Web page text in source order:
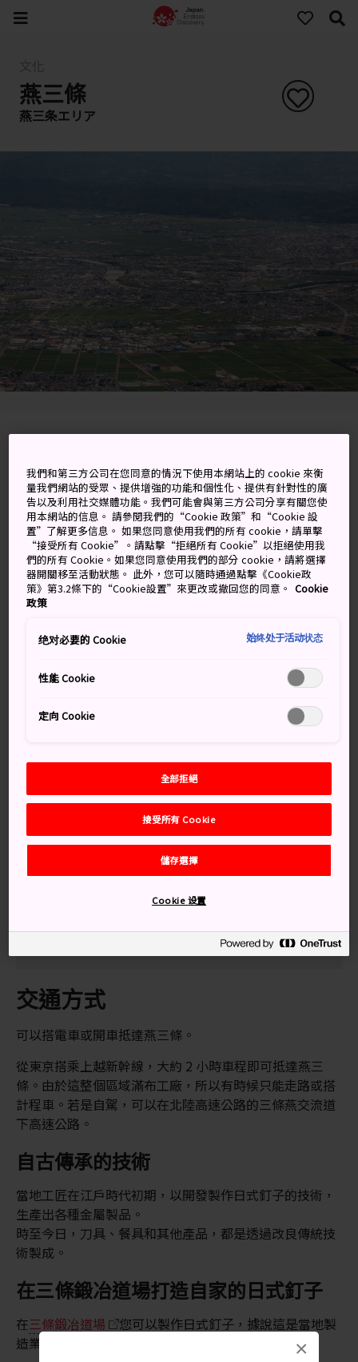
×
燕三條
燕三条エリア
在 Google 地圖上檢視
取得轉乘資訊
關鍵字 地圖
在諾貝爾獎晚宴使用的奢華餐具
製造處，為自己打造金屬製品
「燕三條」是燕市和三條市的合稱，這兩個城市自江戶時
代以來，就以金屬製品聞名。雖然街道十分寧靜，但這裡
有許多知名工廠，製造傳統日式釘子、刀子、餐具等等。
燕三條地區，特別是燕市，以生產餐具聞名。事實上，每
年在諾貝爾頒獎典禮上使用的餐具，正是在燕三條製造。
別錯過
在三條鍛冶道場製作自己的刀
交通方式
可以搭電車或開車抵達燕三條。
從東京搭乘上越新幹線，大約 2 小時車程即可抵達燕三
條。由於這整個區域滿布工廠，所以有時候只能走路或搭
計程車。若是自駕，可以在北陸高速公路的三條燕交流道
下高速公路。
自古傳承的技術
當地工匠在江戶時代初期，以開發製作日式釘子的技術，
生產出各種金屬製品。
時至今日，刀具、餐具和其他產品，都是透過改良傳統技
術製成。
在三條鍛冶道場打造自家的日式釘子
在三條鍛冶道場
您可以製作日式釘子，據說這是當地製
造業的起源，伊勢神宮也保存著這種釘子。
我們和第三方公司在您同意的情況下使用本網站上的 cookie 來衡
量我們網站的受眾、提供增強的功能和個性化、提供有針對性的廣
告以及利用社交媒體功能。我們可能會與第三方公司分享有關您使
用本網站的信息。 請參閱我們的“Cookie 政策”和“Cookie 設
置”了解更多信息。 如果您同意使用我們的所有 cookie，請單擊
“接受所有 Cookie”。請點擊“拒絕所有 Cookie”以拒絕使用我
們的所有 Cookie。如果您同意使用我們的部分 cookie，請將選擇
器開關移至活動狀態。 此外，您可以隨時通過點擊《Cookie政
策》第3.2條下的“Cookie設置”來更改或撤回您的同意。 Cookie
政策
绝对必要的 Cookie 始终处于活动状态
性能 Cookie
定向 Cookie
全部拒絕
接受所有 Cookie
儲存選擇
Cookie 设置